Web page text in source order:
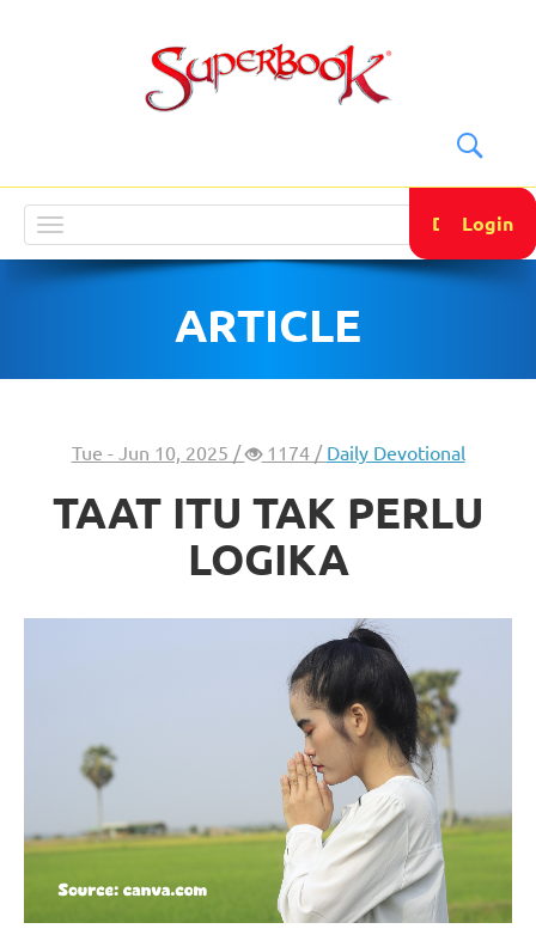
navigation
DONATE
Login
ARTICLE
Tue - Jun 10, 2025 / 1174 / Daily Devotional
TAAT ITU TAK PERLU
LOGIKA